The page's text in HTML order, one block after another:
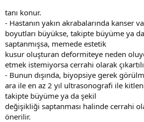
tanı konur.
- Hastanın yakın akrabalarında kanser
boyutları büyükse, takipte büyüme ya
saptanmışsa, memede estetik
kusur oluşturan deformiteye neden
etmek istemiyorsa cerrahi olarak
- Bunun dışında, biyopsiye gerek
ara ile en az 2 yıl ultrasonografi ile
takipte büyüme ya da şekil
değişikliği saptanması halinde cerrahi
önerilir.